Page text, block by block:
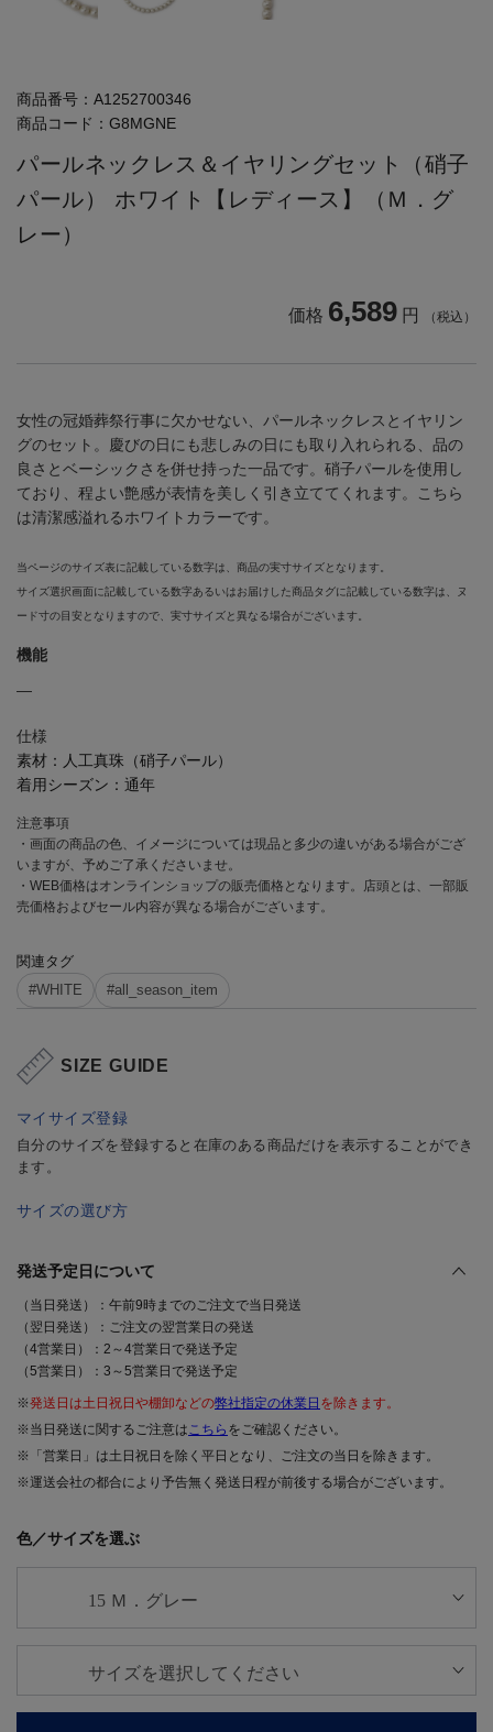
商品番号： A1252700346
商品コード： G8MGNE
パールネックレス＆イヤリングセット（硝子
パール） ホワイト【レディース】（Ｍ．グ
レー）
価格 6,589 円 （税込）
女性の冠婚葬祭行事に欠かせない、パールネックレスとイヤリン
グのセット。慶びの日にも悲しみの日にも取り入れられる、品の
良さとベーシックさを併せ持った一品です。硝子パールを使用し
ており、程よい艶感が表情を美しく引き立ててくれます。こちら
は清潔感溢れるホワイトカラーです。
当ページのサイズ表に記載している数字は、商品の実寸サイズとなります。
サイズ選択画面に記載している数字あるいはお届けした商品タグに記載している数字は、ヌ
ード寸の目安となりますので、実寸サイズと異なる場合がございます。
機能
―
仕様
素材： 人工真珠（硝子パール）
着用シーズン： 通年
注意事項
・画面の商品の色、イメージについては現品と多少の違いがある場合がござ
いますが、予めご了承くださいませ。
・WEB価格はオンラインショップの販売価格となります。店頭とは、一部販
売価格およびセール内容が異なる場合がございます。
関連タグ
#WHITE
#all_season_item
SIZE GUIDE
マイサイズ登録
自分のサイズを登録すると在庫のある商品だけを表示することができ
ます。
サイズの選び方
発送予定日について
（当日発送）：午前9時までのご注文で当日発送
（翌日発送）：ご注文の翌営業日の発送
（4営業日）：2～4営業日で発送予定
（5営業日）：3～5営業日で発送予定
※発送日は土日祝日や棚卸などの弊社指定の休業日 を除きます。
※当日発送に関するご注意はこちら をご確認ください。
※「営業日」は土日祝日を除く平日となり、ご注文の当日を除きます。
※運送会社の都合により予告無く発送日程が前後する場合がございます。
色／サイズを選ぶ